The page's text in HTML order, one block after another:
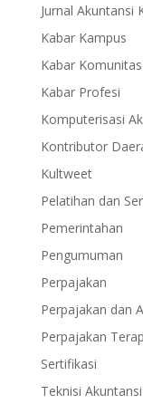
Jurnal Akuntansi
Kabar Kampus
Kabar Komunitas
Kabar Profesi
Komputerisasi
Kontributor
Kultweet
Pelatihan dan
Pemerintahan
Pengumuman
Perpajakan
Perpajakan dan
Perpajakan
Sertifikasi
Teknisi Akuntansi